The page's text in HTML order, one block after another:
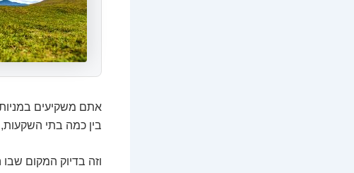
אתם משקיעים
בין כמה בתי השקעות,
וזה בדיוק המקום